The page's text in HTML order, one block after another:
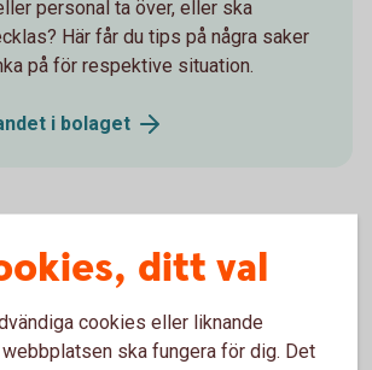
personal ta över, eller ska
Här får du tips på några saker
på för respektive situation.
i bolaget
ditt val
cookies eller liknande
ska fungera för dig. Det